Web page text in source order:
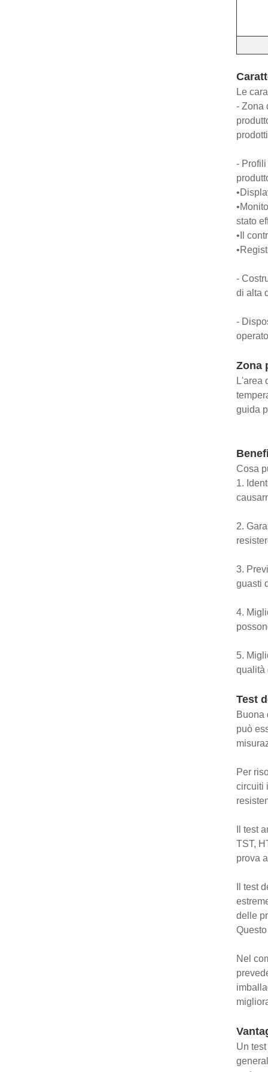
Le
- Zona
- Profili
stato
•Il
-
di alta
-
Zona
L'area
guida
Cosa
1.
2.
3.
guasti
4.
5.
qualità
Test
Buona
può
Per
circuiti
Il test
TST,
prova
Il test
delle
Nel
Un